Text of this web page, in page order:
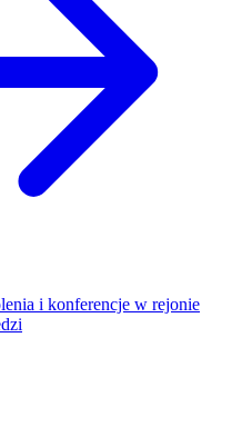
i konferencje w rejonie